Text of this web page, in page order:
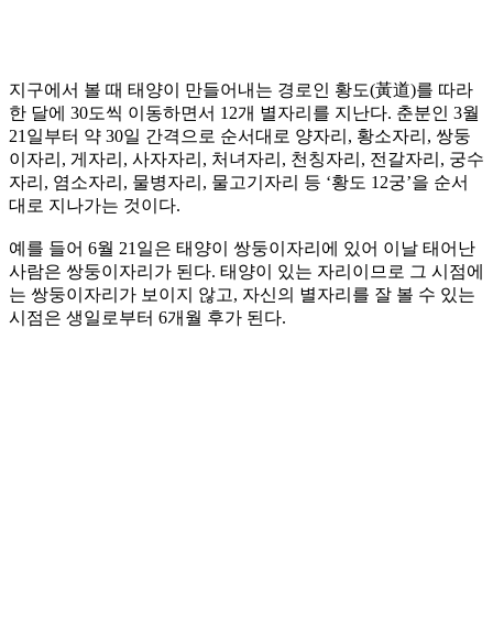
지구에서 볼 때 태양이 만들어내는 경로인 황도(黃道)를 따라
한 달에 30도씩 이동하면서 12개 별자리를 지난다. 춘분인 3월
21일부터 약 30일 간격으로 순서대로 양자리, 황소자리, 쌍둥
이자리, 게자리, 사자자리, 처녀자리, 천칭자리, 전갈자리, 궁수
자리, 염소자리, 물병자리, 물고기자리 등 ‘황도 12궁’을 순서
대로 지나가는 것이다.
예를 들어 6월 21일은 태양이 쌍둥이자리에 있어 이날 태어난
사람은 쌍둥이자리가 된다. 태양이 있는 자리이므로 그 시점에
는 쌍둥이자리가 보이지 않고, 자신의 별자리를 잘 볼 수 있는
시점은 생일로부터 6개월 후가 된다.